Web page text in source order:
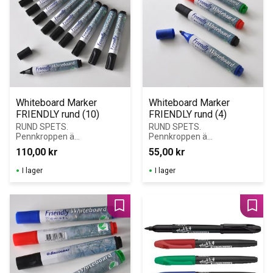
Whiteboard Marker
FRIENDLY rund (10)
RUND SPETS.
Pennkroppen är
tillverkad av
återvunnet
papper vilket
minskar
med 50 %.
110,00 kr
I lager
Whiteboard Marker
FRIENDLY rund (4)
RUND SPETS.
Pennkroppen är
tillverkad av
återvunnet
papper vilket
minskar
55,00 kr
I lager
Lägg till i favoriter